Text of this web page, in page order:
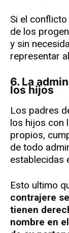
Si el
de los
y sin
representar
6. La administración de los bienes de
los hijos
Los padres
los hijos con
propios,
de todo
establecidas
Esto ultimo
contrajere
tienen
nombre en